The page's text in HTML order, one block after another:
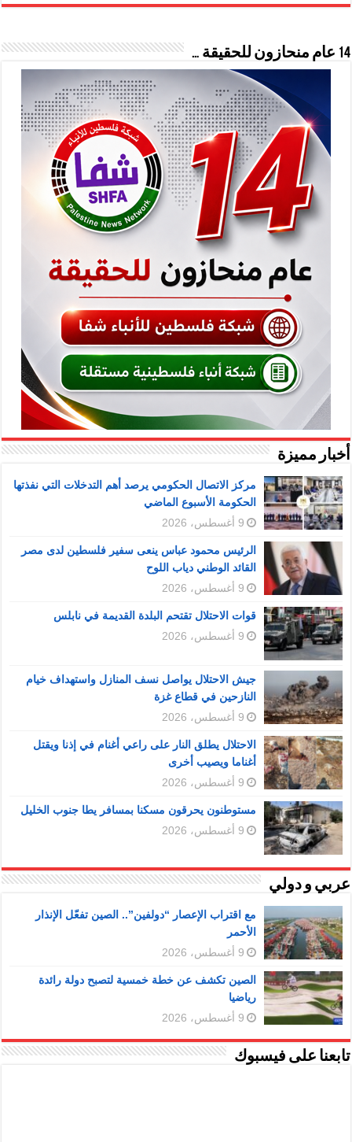
14 عام منحازون للحقيقة …
أخبار مميزة
مركز الاتصال الحكومي يرصد أهم التدخلات التي نفذتها
الحكومة الأسبوع الماضي
9 أغسطس، 2026
الرئيس محمود عباس ينعى سفير فلسطين لدى مصر
القائد الوطني دياب اللوح
9 أغسطس، 2026
قوات الاحتلال تقتحم البلدة القديمة في نابلس
9 أغسطس، 2026
جيش الاحتلال يواصل نسف المنازل واستهداف خيام
النازحين في قطاع غزة
9 أغسطس، 2026
الاحتلال يطلق النار على راعي أغنام في إذنا ويقتل
أغناما ويصيب أخرى
9 أغسطس، 2026
مستوطنون يحرقون مسكنا بمسافر يطا جنوب الخليل
9 أغسطس، 2026
عربي و دولي
مع اقتراب الإعصار “دولفين”.. الصين تفعّل الإنذار
الأحمر
9 أغسطس، 2026
الصين تكشف عن خطة خمسية لتصبح دولة رائدة
رياضيا
9 أغسطس، 2026
تابعنا على فيسبوك